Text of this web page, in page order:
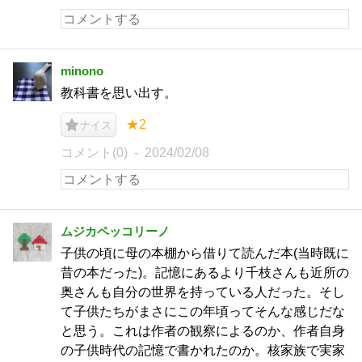
minono
教科書を思い出す。
ナイス ★2
コメント(0) 2024/02/08
ムジカペッコリーノ
子供の頃に母の本棚から借りて読んだ本(当時既に
昔の本だった)。記憶にあるより千枝さんも近所の
奥さんも自分の世界を持っている人だった。そし
て子供たちがまさにこの年頃ってそんな感じだな
と思う。これは作者の観察によるのか、作者自身
の子供時代の記憶で書かれたのか。核家族で実家